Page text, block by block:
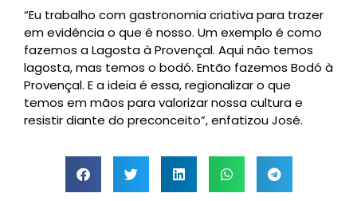
“Eu trabalho com gastronomia criativa para trazer
em evidência o que é nosso. Um exemplo é como
fazemos a Lagosta à Provençal. Aqui não temos
lagosta, mas temos o bodó. Então fazemos Bodó à
Provençal. E a ideia é essa, regionalizar o que
temos em mãos para valorizar nossa cultura e
resistir diante do preconceito”, enfatizou José.